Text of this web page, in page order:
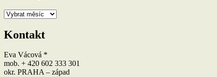
Archivy
Kontakt
Eva Vácová *
mob. + 420 602 333 301
okr. PRAHA – západ